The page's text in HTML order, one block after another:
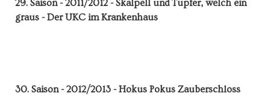
29. Saison - 2011/2012 - Skalpell und Tupfer, welch ein
graus - Der UKC im Krankenhaus
30. Saison - 2012/2013 - Hokus Pokus Zauberschloss